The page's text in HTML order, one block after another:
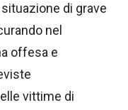
di grave
nel
offesa e
vittime di